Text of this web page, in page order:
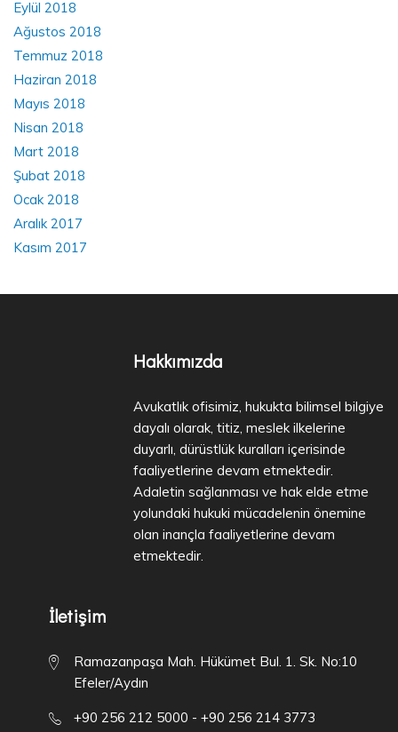
Eylül 2018
Ağustos 2018
Temmuz 2018
Haziran 2018
Mayıs 2018
Nisan 2018
Mart 2018
Şubat 2018
Ocak 2018
Aralık 2017
Kasım 2017
Hakkımızda
Avukatlık ofisimiz, hukukta bilimsel bilgiye
dayalı olarak, titiz, meslek ilkelerine
duyarlı, dürüstlük kuralları içerisinde
faaliyetlerine devam etmektedir.
Adaletin sağlanması ve hak elde etme
yolundaki hukuki mücadelenin önemine
olan inançla faaliyetlerine devam
etmektedir.
İletişim
Ramazanpaşa Mah. Hükümet Bul. 1. Sk. No:10
Efeler/Aydın
+90 256 212 5000 - +90 256 214 3773